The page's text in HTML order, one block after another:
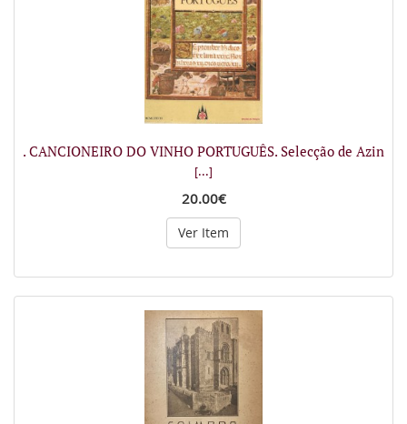
. CANCIONEIRO DO VINHO PORTUGUÊS. Selecção de Azin
[...]
20.00€
Ver Item